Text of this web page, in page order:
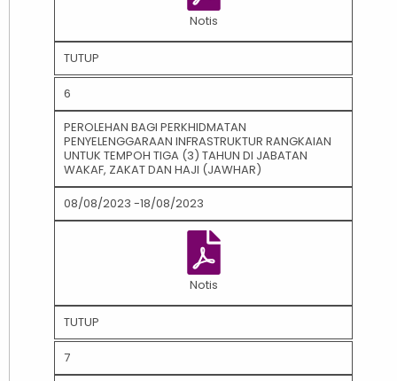
Notis
TUTUP
6
PEROLEHAN BAGI PERKHIDMATAN
PENYELENGGARAAN INFRASTRUKTUR RANGKAIAN
UNTUK TEMPOH TIGA (3) TAHUN DI JABATAN
WAKAF, ZAKAT DAN HAJI (JAWHAR)
08/08/2023 -18/08/2023
Notis
TUTUP
7